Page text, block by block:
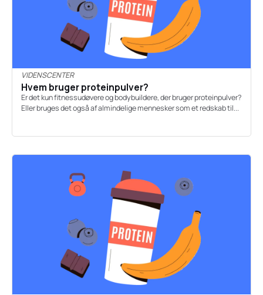
VIDENSCENTER
Hvem bruger proteinpulver?
Er det kun fitnessudøvere og bodybuildere, der bruger proteinpulver?
Eller bruges det også af almindelige mennesker som et redskab til...